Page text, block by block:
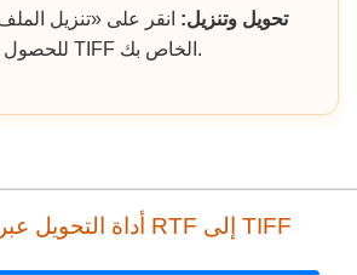
تحويل وتنزيل: انقر على «تنزيل
للحصول على ملف TIFF الخاص بك.
أداة التحويل عبر الإنترنت من RTF إلى TIFF